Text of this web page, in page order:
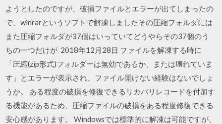
ようとしたのですが、破損ファイルとエラーが出てしまったの
で、winrarというソフトで解凍しましたその圧縮フォルダには
また圧縮フォルダが37個はいっていてどうやらその37個のう
ちの一つだけが 2018年12月28日 ファイルを解凍する時に
「圧縮(zip形式)フォルダーは無効であるか、または壊れていま
す」とエラーが表示され、ファイル開けない経験はないでしょ
うか。 ある程度の破損を修復できるリカバリレコードを付加す
る機能があるため、圧縮ファイルの破損をある程度修復できる
安心感があります。 Windowsでは標準的に解凍は可能ですが、